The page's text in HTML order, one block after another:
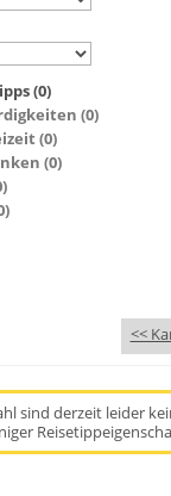
(0)
(0)
(0)
(0)
<<
sind derzeit leider